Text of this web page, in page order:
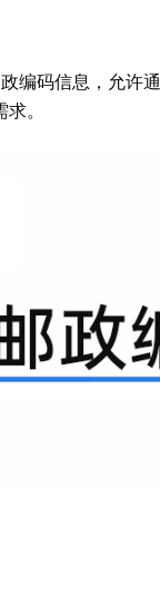
编码信息，允许
。